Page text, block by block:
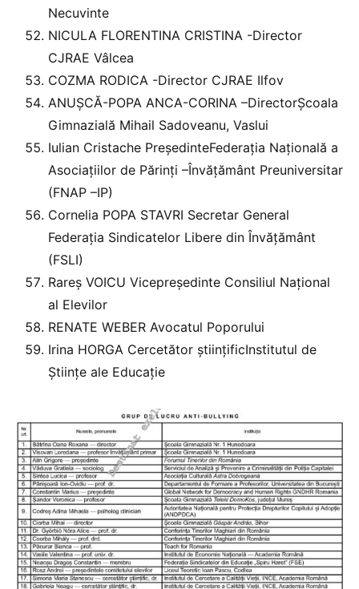
Necuvinte
NICULA FLORENTINA CRISTINA -Director
CJRAE Vâlcea
COZMA RODICA -Director CJRAE Ilfov
ANUȘCĂ-POPA ANCA-CORINA –DirectorȘcoala
Gimnazială Mihail Sadoveanu, Vaslui
Iulian Cristache PreședinteFederația Națională a
Asociațiilor de Părinți –Învățământ Preuniversitar
(FNAP –IP)
Cornelia POPA STAVRI Secretar General
Federația Sindicatelor Libere din Învățământ
(FSLI)
Rareș VOICU Vicepreședinte Consiliul Național
al Elevilor
RENATE WEBER Avocatul Poporului
Irina HORGA Cercetător științificInstitutul de
Științe ale Educație